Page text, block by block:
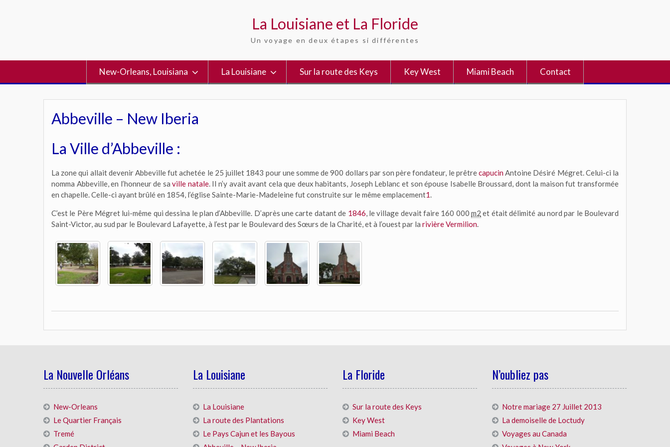
La Louisiane et La Floride
Un voyage en deux étapes si différentes
New-Orleans, Louisiana La Louisiane Sur la route des Keys Key West Miami Beach Contact
Abbeville – New Iberia
La Ville d’Abbeville :
La zone qui allait devenir Abbeville fut achetée le 25 juillet 1843 pour une somme de 900 dollars par son père fondateur, le prêtrecapucinAntoine Désiré Mégret. Celui-ci la
nomma Abbeville, en l’honneur de saville natale. Il n’y avait avant cela que deux habitants, Joseph Leblanc et son épouse Isabelle Broussard, dont la maison fut transformée
en chapelle. Celle-ci ayant brûlé en 1854, l’église Sainte-Marie-Madeleine fut construite sur le même emplacement1.
C’est le Père Mégret lui-même qui dessina le plan d’Abbeville. D’après une carte datant de 1846, le village devait faire 160 000m2 et était délimité au nord par le Boulevard
Saint-Victor, au sud par le Boulevard Lafayette, à l’est par le Boulevard des Sœurs de la Charité, et à l’ouest par la rivière Vermilion.
La Nouvelle Orléans
New-Orleans
Le Quartier Français
Tremé
La Louisiane
La Louisiane
La route des Plantations
Le Pays Cajun et les Bayous
La Floride
Sur la route des Keys
Key West
Miami Beach
N’oubliez pas
Notre mariage 27 Juillet 2013
La demoiselle de Loctudy
Voyages au Canada